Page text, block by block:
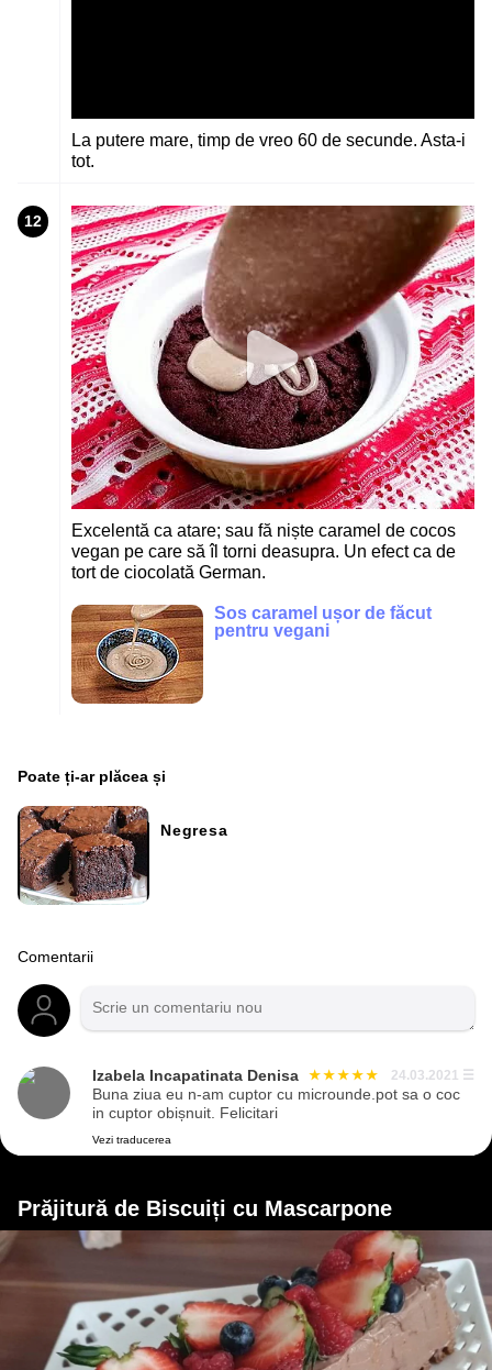
La putere mare, timp de vreo 60 de secunde. Asta-i
tot.
12
Excelentă ca atare; sau fă niște caramel de cocos
vegan pe care să îl torni deasupra. Un efect ca de
tort de ciocolată German.
Sos caramel ușor de făcut
pentru vegani
Poate ți-ar plăcea și
Negresa
Comentarii
Izabela Incapatinata Denisa 24.03.2021 ☰
Buna ziua eu n-am cuptor cu microunde.pot sa o coc
in cuptor obișnuit. Felicitari
Vezi traducerea
Prăjitură de Biscuiți cu Mascarpone